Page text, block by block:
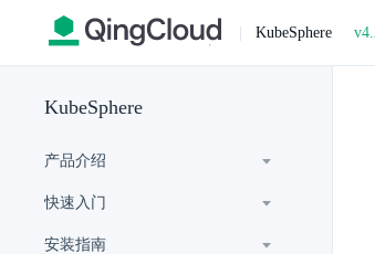
| KubeSphere
KubeSphere
产品介绍
快速入门
安装指南